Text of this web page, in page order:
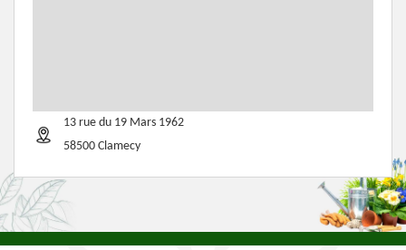
13 rue du 19 Mars 1962
58500 Clamecy